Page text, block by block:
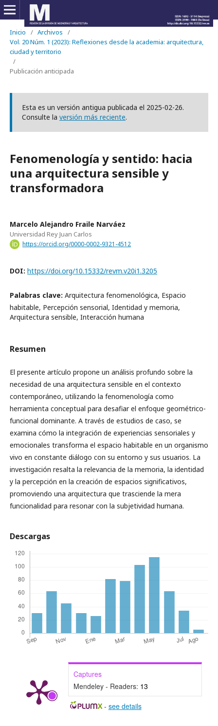
Inicio / Archivos
/
Vol. 20 Núm. 1 (2023): Reflexiones desde la academia: arquitectura,
ciudad y territorio
/
Publicación anticipada
Esta es un versión antigua publicada el 2025-02-26.
Consulte la versión más reciente.
Fenomenología y sentido: hacia
una arquitectura sensible y
transformadora
Marcelo Alejandro Fraile Narváez
Universidad Rey Juan Carlos
https://orcid.org/0000-0002-9321-4512
DOI: https://doi.org/10.15332/revm.v20i1.3205
Palabras clave: Arquitectura fenomenológica, Espacio
habitable, Percepción sensorial, Identidad y memoria,
Arquitectura sensible, Interacción humana
Resumen
El presente artículo propone un análisis profundo sobre la
necesidad de una arquitectura sensible en el contexto
contemporáneo, utilizando la fenomenología como
herramienta conceptual para desafiar el enfoque geométrico-
funcional dominante. A través de estudios de caso, se
examina cómo la integración de experiencias sensoriales y
emocionales transforma el espacio habitable en un organismo
vivo en constante diálogo con su entorno y sus usuarios. La
investigación resalta la relevancia de la memoria, la identidad
y la percepción en la creación de espacios significativos,
promoviendo una arquitectura que trasciende la mera
funcionalidad para resonar con la subjetividad humana.
Descargas
Captures
Mendeley - Readers: 13
- see details